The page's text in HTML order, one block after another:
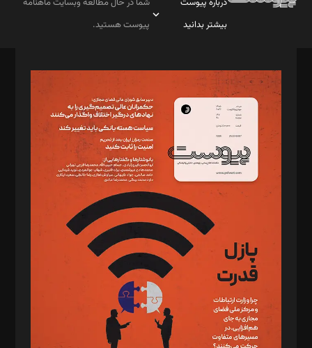
بیشتر بدانید
پیوست هستید.
مدیر مسئول: محمدباقر اثنی‌عشری
سردبیر: مهرک محمودی
دبیر تحریریه: میثم قاسمی
د‌بیر ناداستان: سمانه سمیع
د‌بیر خدمت و تجارت: ابوالفضل رجبی
د‌بیر حقوق فناوری: حسام‌الدین ایپکچی
د‌بیر پیوست جهان: مینا پاکدل
د‌بیر تحریریه آنلاین: بابک نقاش
تحریریه‌: مجتبی محمود‌ی، آرش برهمند، یسنا امان‌پور، سروش کرمیان،
مصطفی مسجدی آرانی، ابوالفضل رجبی، زهرا فکرانه، فائزه فتحی
رستمی،مصطفی باستان
ویرایش: نگار استاد‌‌آقا
طراح یونیفرم: مجید توکلی
فیلمبرداری و عکاسی: امیر شفیعی، مانی لطفی زاده